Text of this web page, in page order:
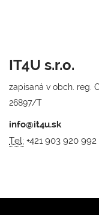
IT4U s.r.o.
zapísaná v obch. reg.
26897/T
info@it4u.sk
Tel: +421 903 920 992